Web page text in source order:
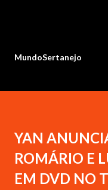
MundoSertanejo
YAN
ROMÁRIO E
EM DVD NO